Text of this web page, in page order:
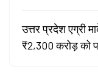
उत्तर प्रदेश एग्री
₹2,300 करोड़ को